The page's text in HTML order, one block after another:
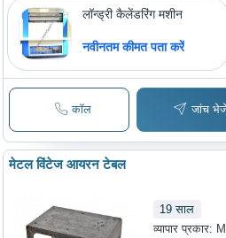
लॉन्ड्री कैलेंडरिंग मशीन
नवीनतम कीमत पता करें
कॉल जांच
मेटल विंटेज आयरन टेबल
19 साल
व्यापार प्रकार: